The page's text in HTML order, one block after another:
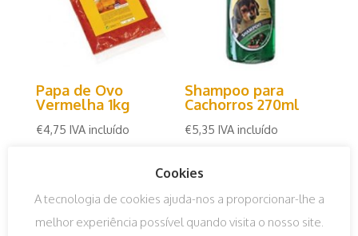
Papa de Ovo
Vermelha 1kg
€4,75 IVA incluído
Shampoo para
Cachorros 270ml
€5,35 IVA incluído
Cookies
A tecnologia de cookies ajuda-nos a proporcionar-lhe a
melhor experiência possível quando visita o nosso site.